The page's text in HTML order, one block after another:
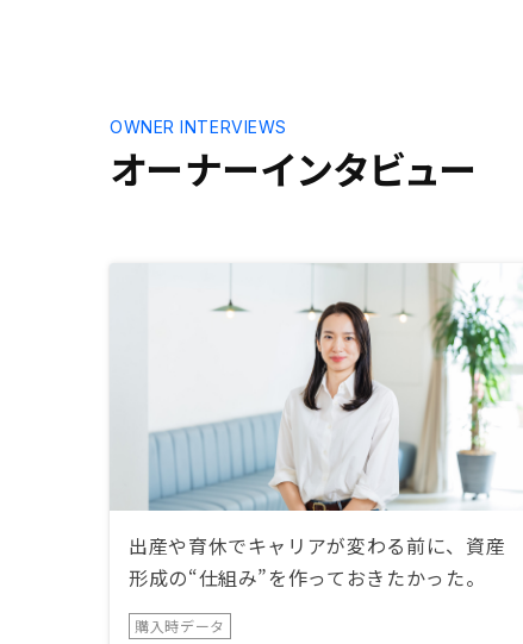
オーナーインタビュー
OWNER INTERVIEWS
出産や育休でキャリアが変わる前に、資産
形成の“仕組み”を作っておきたかった。
購入時データ